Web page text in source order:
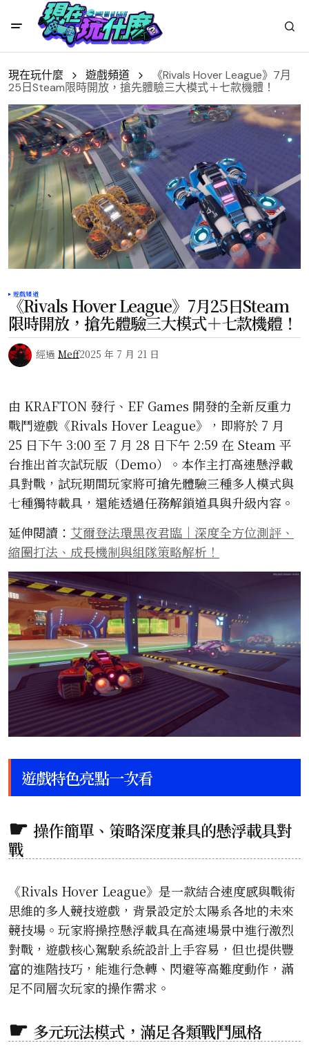
現在玩什麼 遊戲頻道
《Rivals Hover League》7月
25日Steam限時開放，搶先體驗三大模式＋七款機體！
遊戲頻道
《Rivals Hover League》7月25日Steam
限時開放，搶先體驗三大模式＋七款機體！
經過 Meff2025 年 7 月 21 日
由 KRAFTON 發行、EF Games 開發的全新反重力
戰鬥遊戲《Rivals Hover League》，即將於 7 月
25 日下午 3:00 至 7 月 28 日下午 2:59 在 Steam 平
台推出首次試玩版（Demo）。本作主打高速懸浮載
具對戰，試玩期間玩家將可搶先體驗三種多人模式與
七種獨特載具，還能透過任務解鎖道具與升級內容。
延伸閱讀： 艾爾登法環黑夜君臨｜深度全方位測評、
縮圈打法、成長機制與組隊策略解析！
遊戲特色亮點一次看
操作簡單、策略深度兼具的懸浮載具對
戰
《Rivals Hover League》是一款結合速度感與戰術
思維的多人競技遊戲，背景設定於太陽系各地的未來
競技場。玩家將操控懸浮載具在高速場景中進行激烈
對戰，遊戲核心駕駛系統設計上手容易，但也提供豐
富的進階技巧，能進行急轉、閃避等高難度動作，滿
足不同層次玩家的操作需求。
多元玩法模式，滿足各類戰鬥風格